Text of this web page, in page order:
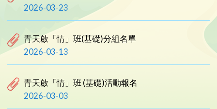
2026-03-23
青天啟「情」班(基礎)分組名單
2026-03-13
青天啟「情」班 (基礎)活動報名
2026-03-03